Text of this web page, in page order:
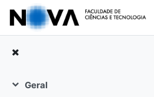
Ir para o conteúdo principal
Contrair
Geral